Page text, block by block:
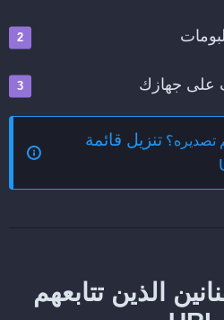
على جهازك
تصديره؟ تنزيل قائمة
الذين تتابعهم